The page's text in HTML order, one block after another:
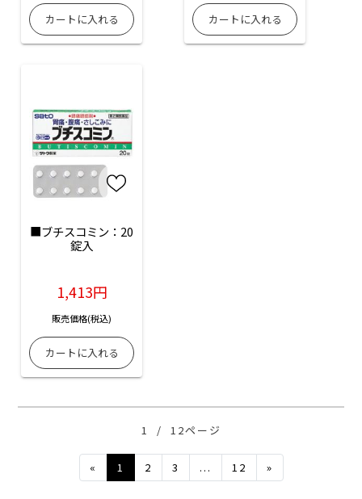
■ブチスコミン：20
錠入
1,413円
販売価格(税込)
1 / 12ページ
« Previous
1 2 3 ... 12 »